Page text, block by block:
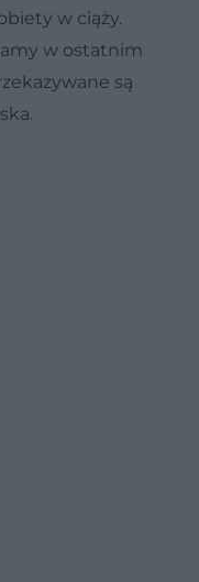
w ciąży.
w ostatnim
są